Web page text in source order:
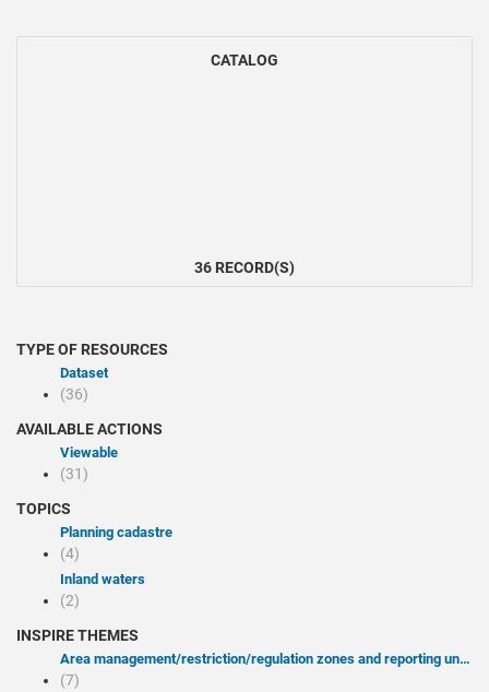
CATALOG
36 RECORD(S)
TYPE OF RESOURCES
Dataset
(36)
AVAILABLE ACTIONS
Viewable
(31)
TOPICS
Planning cadastre
(4)
Inland waters
(2)
INSPIRE THEMES
Area management/restriction/regulation zones and reporting units
(7)